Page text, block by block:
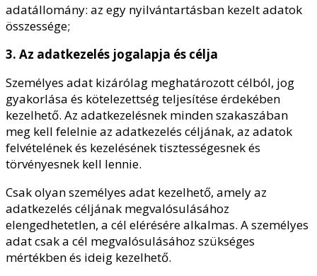
adatállomány: az egy nyilvántartásban kezelt adatok
összessége;
3. Az adatkezelés jogalapja és célja
Személyes adat kizárólag meghatározott célból, jog
gyakorlása és kötelezettség teljesítése érdekében
kezelhető. Az adatkezelésnek minden szakaszában
meg kell felelnie az adatkezelés céljának, az adatok
felvételének és kezelésének tisztességesnek és
törvényesnek kell lennie.
Csak olyan személyes adat kezelhető, amely az
adatkezelés céljának megvalósulásához
elengedhetetlen, a cél elérésére alkalmas. A személyes
adat csak a cél megvalósulásához szükséges
mértékben és ideig kezelhető.